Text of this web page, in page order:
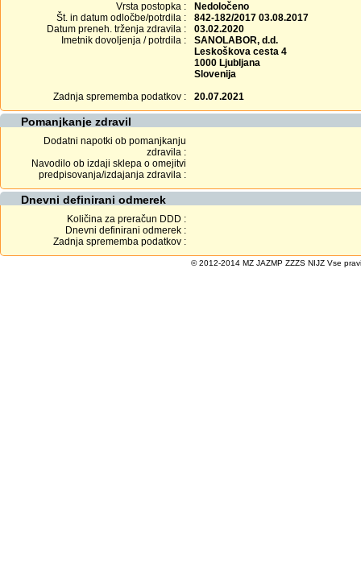
Vrsta postopka :
Nedoločeno
Št. in datum odločbe/potrdila :
842-182/2017 03.08.2017
Datum preneh. trženja zdravila :
03.02.2020
Imetnik dovoljenja / potrdila :
SANOLABOR, d.d.
Leskoškova cesta 4
1000 Ljubljana
Slovenija
Zadnja sprememba podatkov :
20.07.2021
Pomanjkanje zdravil
Dodatni napotki ob pomanjkanju
zdravila :
Navodilo ob izdaji sklepa o omejitvi
predpisovanja/izdajanja zdravila :
Dnevni definirani odmerek
Količina za preračun DDD :
Dnevni definirani odmerek :
Zadnja sprememba podatkov :
© 2012-2014 MZ JAZMP ZZZS NIJZ Vse